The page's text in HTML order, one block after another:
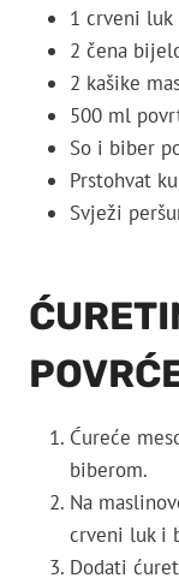
1 crveni luk
2 čena
2 kašike
500 ml
So i biber
Prstohvat
Svježi
Ćureće
biberom.
Na
crveni luk i
Dodati